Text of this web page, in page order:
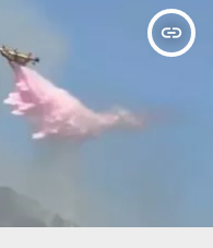
insert_link